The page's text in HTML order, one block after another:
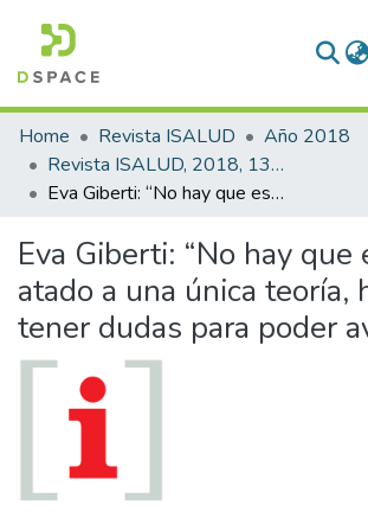
Communities & Collections
All of DSpace
Statistics
Home Revista ISALUD
Año 2018
Revista ISALUD, 2018, 13(65)
Eva Giberti: “No hay que estar muy atado a una única teoría, hay que tener dudas para poder avanzar"
Eva Giberti: “No hay que
atado a una única teoría,
tener dudas para poder